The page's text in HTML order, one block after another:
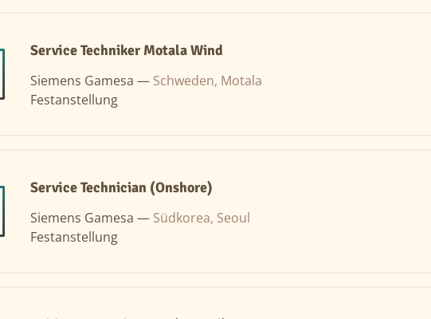
Service Techniker Motala Wind
Siemens Gamesa — Schweden, Motala
Festanstellung
Service Technician (Onshore)
Siemens Gamesa — Südkorea, Seoul
Festanstellung